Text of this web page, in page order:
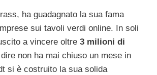
ha guadagnato la sua fama
sui tavoli verdi online. In soli
a vincere oltre 3 milioni di
non ha mai chiuso un mese in
si è costruito la sua solida